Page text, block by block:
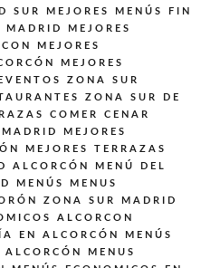
SUR
MEJORES MENÚS FIN
MADRID
MEJORES
MEJORES
MEJORES
ZONA SUR
ZONA SUR DE
COMER CENAR
MEJORES
MEJORES TERRAZAS
ALCORCÓN
MENÚ DEL
MENÚS
MENUS
ZONA SUR MADRID
ALCORCON
EN ALCORCÓN
MENÚS
MENUS